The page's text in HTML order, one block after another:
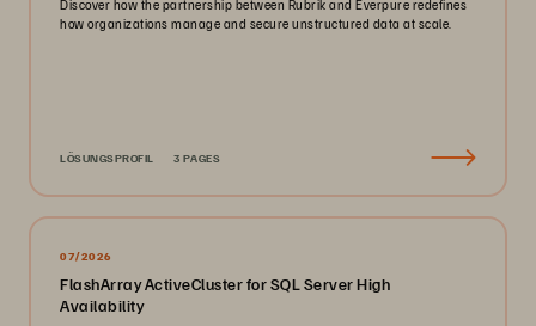
Discover how the partnership between Rubrik and Everpure redefines
how organizations manage and secure unstructured data at scale.
LÖSUNGSPROFIL 3 PAGES
07/2026
FlashArray ActiveCluster for SQL Server High
Availability